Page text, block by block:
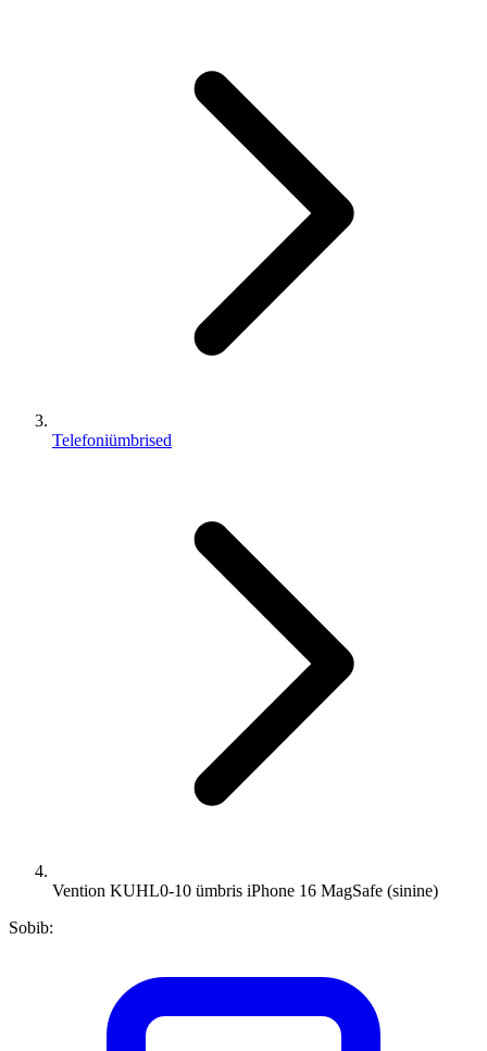
Telefoniümbrised
Vention KUHL0-10 ümbris iPhone 16 MagSafe (sinine)
Sobib: